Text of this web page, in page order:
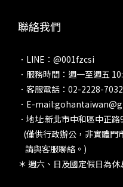
聯絡我們
．LINE：@001fzcsi
．服務時間：週一至週五
．客服電話：02-2228-7032
．E-
．地址:新北市中和區中正
(僅供行政辦公，非實體門
請與客服聯絡。)
＊ 週六、日及國定假日為休